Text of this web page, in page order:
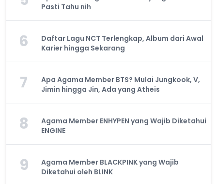
Pasti Tahu nih
6
Daftar Lagu NCT Terlengkap, Album dari Awal
Karier hingga Sekarang
7
Apa Agama Member BTS? Mulai Jungkook, V,
Jimin hingga Jin, Ada yang Atheis
8
Agama Member ENHYPEN yang Wajib Diketahui
ENGINE
9
Agama Member BLACKPINK yang Wajib
Diketahui oleh BLINK